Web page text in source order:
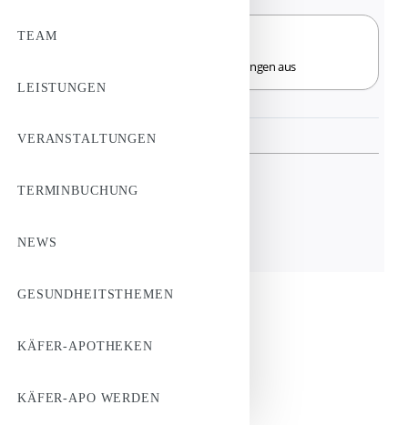
TEAM
LEISTUNGEN
VERANSTALTUNGEN
TERMINBUCHUNG
NEWS
GESUNDHEITSTHEMEN
KÄFER-APOTHEKEN
KÄFER-APO WERDEN